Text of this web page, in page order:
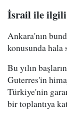
İsrail ile ilgili
Ankara'nın
konusunda hala
Bu yılın
Guterres'in
Türkiye'nin
bir toplantıya